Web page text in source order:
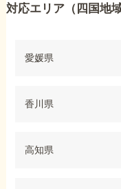
対応エリア（四国地
愛媛県
香川県
高知県